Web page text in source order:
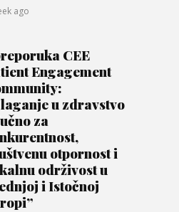
ago
CEE
Engagement
u zdravstvo
za
otpornost i
održivost u
i Istočnoj